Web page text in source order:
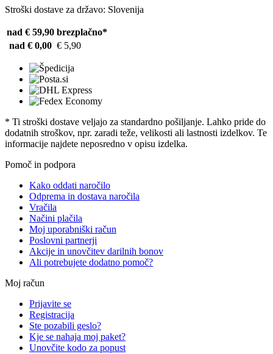
Stroški dostave za državo: Slovenija
nad € 59,90 brezplačno*
nad € 0,00 € 5,90
* Ti stroški dostave veljajo za standardno pošiljanje. Lahko pride do
dodatnih stroškov, npr. zaradi teže, velikosti ali lastnosti izdelkov. Te
informacije najdete neposredno v opisu izdelka.
Pomoč in podpora
Kako oddati naročilo
Odprema in dostava naročila
Vračila
Načini plačila
Moj uporabniški račun
Poslovni partnerji
Akcije in unovčitev darilnih bonov
Ali potrebujete dodatno pomoč?
Moj račun
Prijavite se
Registracija
Ste pozabili geslo?
Kje se nahaja moj paket?
Unovčite kodo za popust